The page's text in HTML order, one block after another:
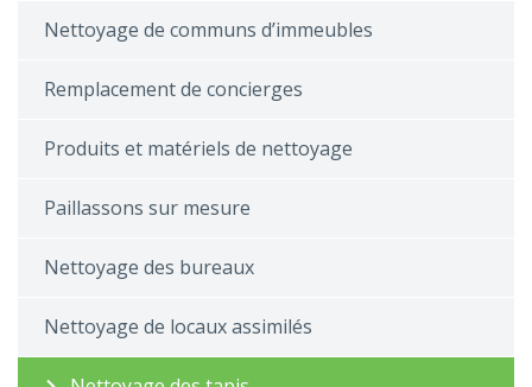
Nettoyage de communs d’immeubles
Remplacement de concierges
Produits et matériels de nettoyage
Paillassons sur mesure
Nettoyage des bureaux
Nettoyage de locaux assimilés